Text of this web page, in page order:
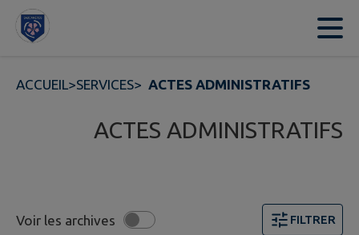
Contenu
ACCUEIL>SERVICES> ACTES ADMINISTRATIFS
ACTES ADMINISTRATIFS
Voir les archives FILTRER